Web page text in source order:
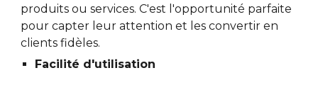
produits ou services. C'est l'opportunité parfaite
pour capter leur attention et les convertir en
clients fidèles.
Facilité d'utilisation